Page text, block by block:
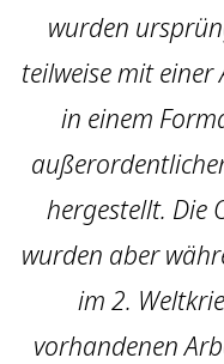
wurden
teilweise mit
in einem
hergestellt. Die
wurden aber
im 2.
vorhandenen